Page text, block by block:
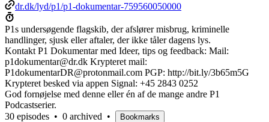
dr.dk/lyd/p1/p1-dokumentar-759560050000
P1s undersøgende flagskib, der afslører misbrug, kriminelle
handlinger, sjusk eller aftaler, der ikke tåler dagens lys.
Kontakt P1 Dokumentar med Ideer, tips og feedback: Mail:
p1dokumentar@dr.dk Krypteret mail:
P1dokumentarDR@protonmail.com PGP: http://bit.ly/3b65m5G
Krypteret besked via appen Signal: +45 2843 0252
God fornøjelse med denne eller én af de mange andre P1
Podcastserier.
30 episodes • 0 archived • Bookmarks